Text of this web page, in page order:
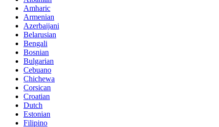
Amharic
Armenian
Azerbaijani
Belarusian
Bengali
Bosnian
Bulgarian
Cebuano
Chichewa
Corsican
Croatian
Dutch
Estonian
Filipino